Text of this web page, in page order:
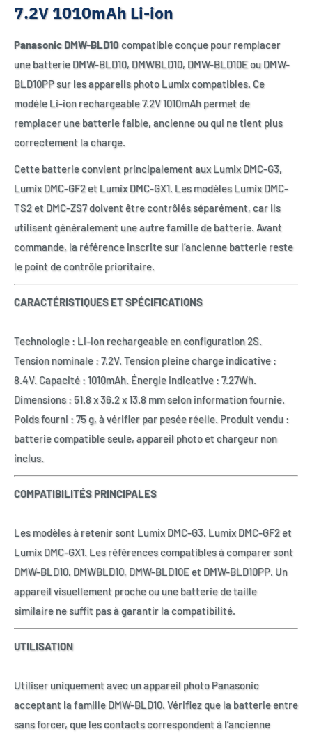
7.2V 1010mAh Li-ion
Panasonic DMW-BLD10compatible conçue pour remplacer
une batterie DMW-BLD10, DMWBLD10, DMW-BLD10E ou DMW-
BLD10PP sur les appareils photo Lumix compatibles. Ce
modèle Li-ion rechargeable 7.2V 1010mAh permet de
remplacer une batterie faible, ancienne ou qui ne tient plus
correctement la charge.
Cette batterie convient principalement aux Lumix DMC-G3,
Lumix DMC-GF2 et Lumix DMC-GX1. Les modèles Lumix DMC-
TS2 et DMC-ZS7 doivent être contrôlés séparément, car ils
utilisent généralement une autre famille de batterie. Avant
commande, la référence inscrite sur l’ancienne batterie reste
le point de contrôle prioritaire.
CARACTÉRISTIQUES ET SPÉCIFICATIONS
Technologie : Li-ion rechargeable en configuration 2S.
Tension nominale : 7.2V. Tension pleine charge indicative :
8.4V. Capacité : 1010mAh. Énergie indicative : 7.27Wh.
Dimensions : 51.8 x 36.2 x 13.8 mm selon information fournie.
Poids fourni : 75 g, à vérifier par pesée réelle. Produit vendu :
batterie compatible seule, appareil photo et chargeur non
inclus.
COMPATIBILITÉS PRINCIPALES
Les modèles à retenir sont Lumix DMC-G3, Lumix DMC-GF2 et
Lumix DMC-GX1. Les références compatibles à comparer sont
DMW-BLD10, DMWBLD10, DMW-BLD10E et DMW-BLD10PP. Un
appareil visuellement proche ou une batterie de taille
similaire ne suffit pas à garantir la compatibilité.
UTILISATION
Utiliser uniquement avec un appareil photo Panasonic
acceptant la famille DMW-BLD10. Vérifiez que la batterie entre
sans forcer, que les contacts correspondent à l’ancienne